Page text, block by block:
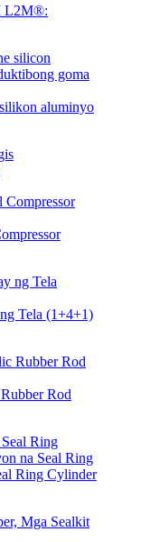
L2M®:
aluminyo
Tela (1+4+1)
Rod
Ring Cylinder